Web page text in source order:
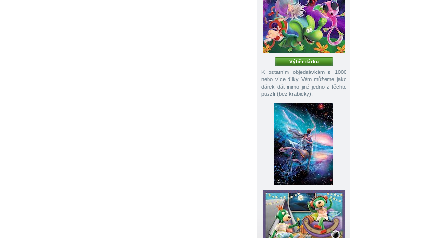
Výběr dárku
K ostatním objednávkám s 1000
nebo více dílky Vám můžeme jako
dárek dát mimo jiné jedno z těchto
puzzlí (bez krabičky):